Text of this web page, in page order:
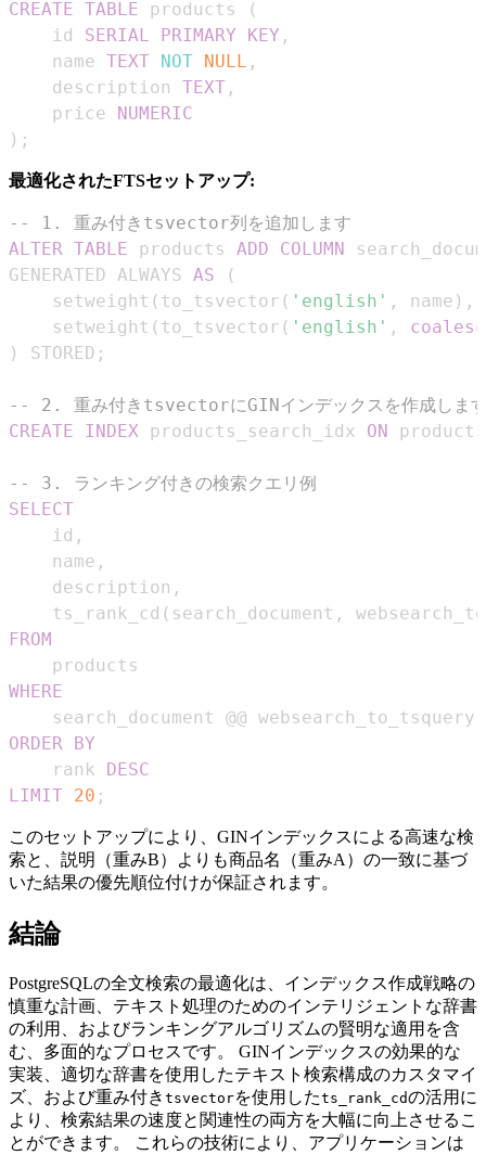
CREATE TABLE products
(
    id
SERIAL PRIMARY KEY ,
    name
TEXT NOT NULL ,
    description
TEXT ,
    price
NUMERIC
) ;
最適化されたFTSセットアップ:
-- 1. 重み付きtsvector列を追加します
ALTER TABLE products ADD
COLUMN
GENERATED ALWAYS AS
(
    setweight
( to_tsvector ( 'english' , name ) ,
    setweight
( to_tsvector ( 'english' ,
)
STORED ;
-- 2. 重み付きtsvectorにGINインデックスを作成しま
CREATE
INDEX products_search_idx ON
-- 3. ランキング付きの検索クエリ例
SELECT
    id
,
    name
,
    description
,
    ts_rank_cd
( search_document ,
FROM
WHERE
    search_document @@ websearch_to_tsquery
ORDER
BY
    rank
DESC
LIMIT 20 ;
このセットアップにより、GINインデックスによる高速な検
索と、説明（重みB）よりも商品名（重みA）の一致に基づ
いた結果の優先順位付けが保証されます。
結論
PostgreSQLの全文検索の最適化は、インデックス作成戦略の
慎重な計画、テキスト処理のためのインテリジェントな辞書
の利用、およびランキングアルゴリズムの賢明な適用を含
む、多面的なプロセスです。 GINインデックスの効果的な
実装、適切な辞書を使用したテキスト検索構成のカスタマイ
ズ、および重み付き tsvectorを使用したts_rank_cdの活用に
より、検索結果の速度と関連性の両方を大幅に向上させるこ
とができます。 これらの技術により、アプリケーションは